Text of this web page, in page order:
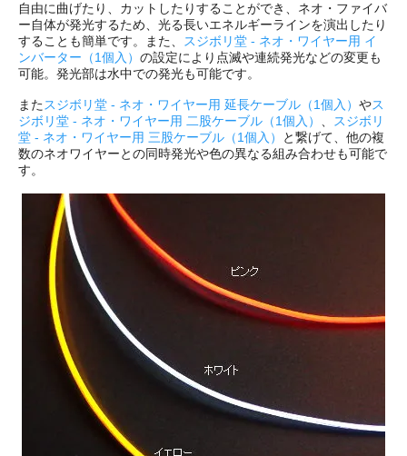
自由に曲げたり、カットしたりすることができ、ネオ・ファイバ
ー自体が発光するため、光る長いエネルギーラインを演出したり
することも簡単です。また、
スジボリ堂 - ネオ・ワイヤー用 イ
ンバーター（1個入） の設定により点滅や連続発光などの変更も
可能。発光部は水中での発光も可能です。
またスジボリ堂 - ネオ・ワイヤー用 延長ケーブル（1個入） やス
ジボリ堂 - ネオ・ワイヤー用 二股ケーブル（1個入）
スジボリ
堂 - ネオ・ワイヤー用 三股ケーブル（1個入）
と繋げて、他の複
数のネオワイヤーとの同時発光や色の異なる組み合わせも可能で
す。